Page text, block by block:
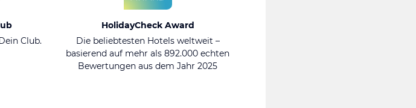
Club.
HolidayCheck Award
Die beliebtesten Hotels weltweit –
basierend auf mehr als 892.000 echten
Bewertungen aus dem Jahr 2025